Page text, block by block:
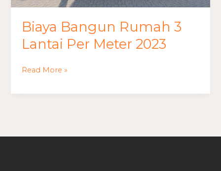
Biaya Bangun Rumah 3
Lantai Per Meter 2023
Read More »